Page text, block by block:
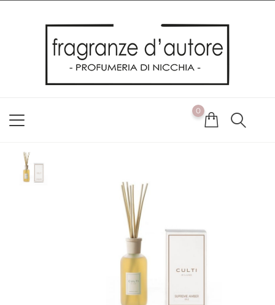
Utilizziamo i cookie per offrirti la migliore esperienza possibile
sul nostro sito web. Cliccando su OK, acconsenti alla nostra
politica sui cookie. Se desideri modificare le tue preferenze sui
cookie, puoi farlo
0